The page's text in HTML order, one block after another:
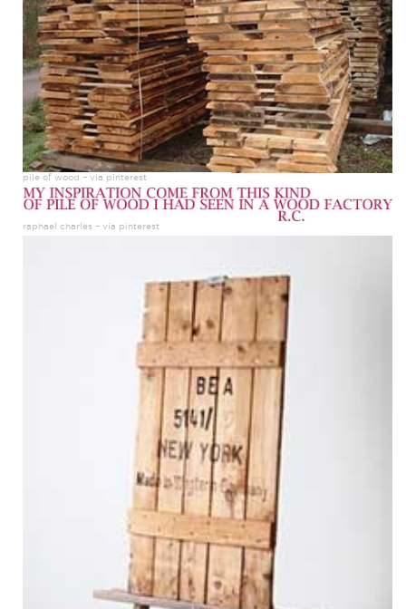
pile of wood – via pinterest
raphael charles – via pinterest